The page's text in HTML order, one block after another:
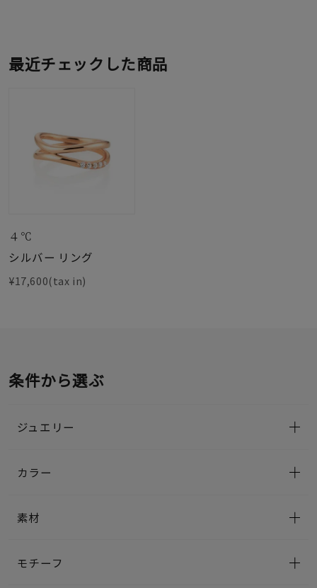
最近チェックした商品
４℃
シルバー リング
¥17,600(tax in)
条件から選ぶ
ジュエリー
カラー
素材
モチーフ